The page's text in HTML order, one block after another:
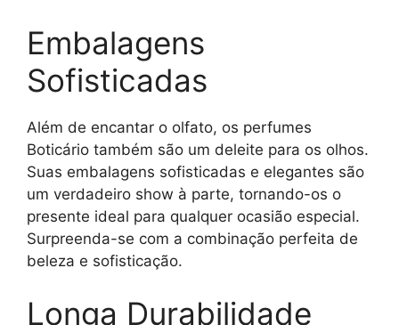
Embalagens
Sofisticadas
Além de encantar o olfato, os perfumes
Boticário também são um deleite para os olhos.
Suas embalagens sofisticadas e elegantes são
um verdadeiro show à parte, tornando-os o
presente ideal para qualquer ocasião especial.
Surpreenda-se com a combinação perfeita de
beleza e sofisticação.
Longa Durabilidade